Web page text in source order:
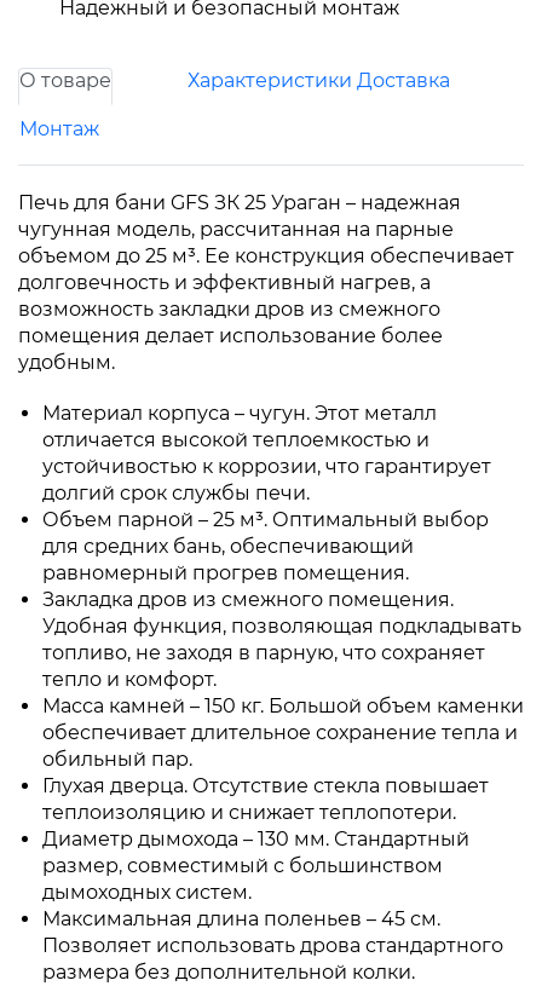
Надежный и безопасный монтаж
О товаре Характеристики Доставка
Монтаж
Печь для бани GFS ЗК 25 Ураган – надежная
чугунная модель, рассчитанная на парные
объемом до 25 м³. Ее конструкция обеспечивает
долговечность и эффективный нагрев, а
возможность закладки дров из смежного
помещения делает использование более
удобным.
Материал корпуса – чугун. Этот металл
отличается высокой теплоемкостью и
устойчивостью к коррозии, что гарантирует
долгий срок службы печи.
Объем парной – 25 м³. Оптимальный выбор
для средних бань, обеспечивающий
равномерный прогрев помещения.
Закладка дров из смежного помещения.
Удобная функция, позволяющая подкладывать
топливо, не заходя в парную, что сохраняет
тепло и комфорт.
Масса камней – 150 кг. Большой объем каменки
обеспечивает длительное сохранение тепла и
обильный пар.
Глухая дверца. Отсутствие стекла повышает
теплоизоляцию и снижает теплопотери.
Диаметр дымохода – 130 мм. Стандартный
размер, совместимый с большинством
дымоходных систем.
Максимальная длина поленьев – 45 см.
Позволяет использовать дрова стандартного
размера без дополнительной колки.